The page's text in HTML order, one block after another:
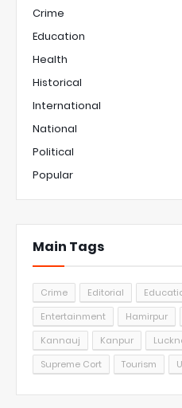
Crime
Education
Health
Historical
International
National
Political
Popular
Main Tags
Crime Editorial
Entertainment
Hamirpur
Kannauj
Kanpur
Supreme Cort
Tourism